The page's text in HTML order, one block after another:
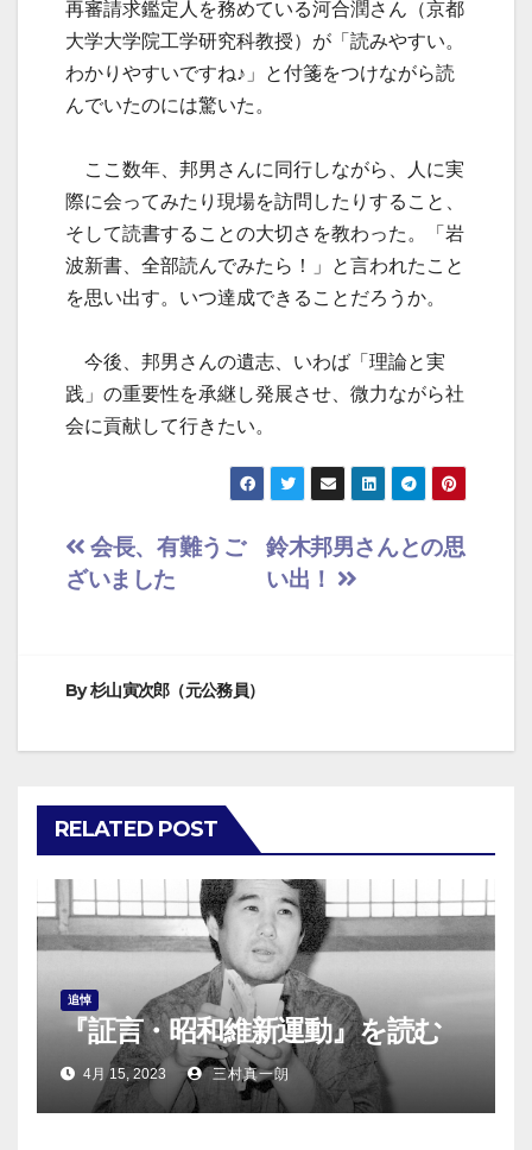
再審請求鑑定人を務めている河合潤さん（京都
大学大学院工学研究科教授）が「読みやすい。
わかりやすいですね♪」と付箋をつけながら読
んでいたのには驚いた。
ここ数年、邦男さんに同行しながら、人に実
際に会ってみたり現場を訪問したりすること、
そして読書することの大切さを教わった。「岩
波新書、全部読んでみたら！」と言われたこと
を思い出す。いつ達成できることだろうか。
今後、邦男さんの遺志、いわば「理論と実
践」の重要性を承継し発展させ、微力ながら社
会に貢献して行きたい。
投
稿
ビ
ゲ
ー
シ
ョ
ン
鈴木邦男さんとの思
い出！
会長、有難うご
ざいました
By杉山寅次郎（元公務員）
RELATED POST
追悼
『証言・昭和維新運動』を読む
4月 15, 2023 三村真一朗